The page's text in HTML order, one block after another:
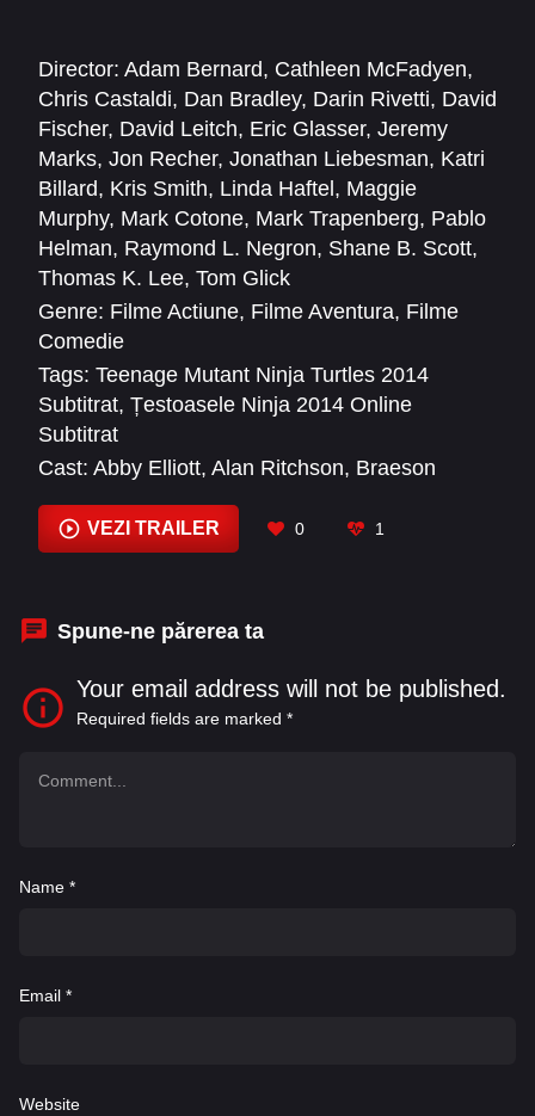
Director: Adam Bernard, Cathleen McFadyen,
Chris Castaldi, Dan Bradley, Darin Rivetti, David
Fischer, David Leitch, Eric Glasser, Jeremy
Marks, Jon Recher, Jonathan Liebesman, Katri
Billard, Kris Smith, Linda Haftel, Maggie
Murphy, Mark Cotone, Mark Trapenberg, Pablo
Helman, Raymond L. Negron, Shane B. Scott,
Thomas K. Lee, Tom Glick
Genre: Filme Actiune, Filme Aventura, Filme
Comedie
Tags: Teenage Mutant Ninja Turtles 2014
Subtitrat, Țestoasele Ninja 2014 Online
Subtitrat
Cast: Abby Elliott, Alan Ritchson, Braeson
Woodburn, Derek Mears, Harley Pasternak
Jeremy Howard, Johnny Knoxville
VEZI TRAILER 0 1
Spune-ne părerea ta
Your email address will not be published.
Required fields are marked *
Name *
Email *
Website